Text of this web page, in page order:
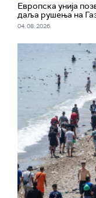
Европска унија
даља рушења на
04. 08. 2026.